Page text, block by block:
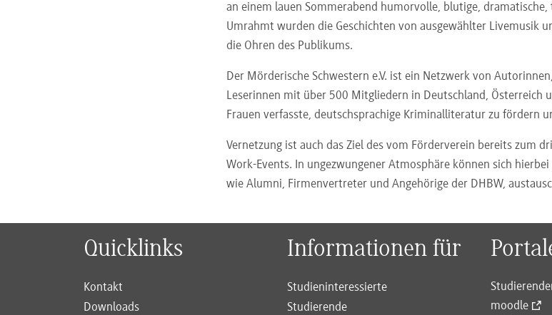
an einem lauen Sommerabend humorvolle, blutige, dramatische,
Umrahmt wurden die Geschichten von ausgewählter Livemusik
die Ohren des Publikums.
Der Mörderische Schwestern e.V. ist ein Netzwerk von
Leserinnen mit über 500 Mitgliedern in Deutschland, Österreich
Frauen verfasste, deutschsprachige Kriminalliteratur zu fördern
Vernetzung ist auch das Ziel des vom Förderverein bereits zum
Work-Events. In ungezwungener Atmosphäre können sich
wie Alumni, Firmenvertreter und Angehörige der DHBW,
Quicklinks
Kontakt
Downloads
Informationen für
Studieninteressierte
Studierende
moodle